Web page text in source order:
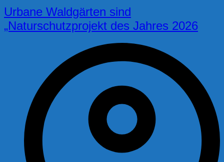
Urbane Waldgärten sind
„Naturschutzprojekt des Jahres 2026